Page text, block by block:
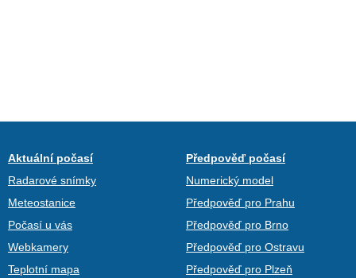
Aktuální počasí
Radarové snímky
Meteostanice
Počasí u vás
Webkamery
Teplotní mapa
Předpověď počasí
Numerický model
Předpověď pro Prahu
Předpověď pro Brno
Předpověď pro Ostravu
Předpověď pro Plzeň